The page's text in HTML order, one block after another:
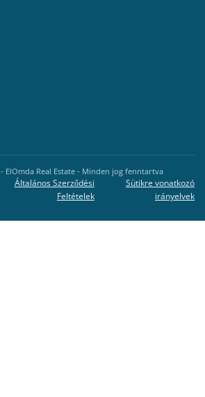
- ElOmda Real Estate - Minden jog fenntartva
Általános Szerződési
Feltételek
Sütikre vonatkozó
irányelvek